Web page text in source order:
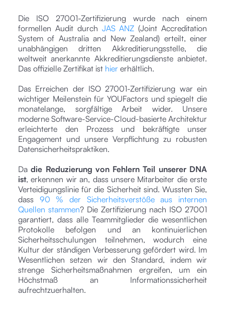
Die ISO 27001-Zertifizierung wurde nach einem
formellen Audit durch JAS ANZ (Joint Accreditation
System of Australia and New Zealand) erteilt, einer
unabhängigen dritten Akkreditierungsstelle, die
weltweit anerkannte Akkreditierungsdienste anbietet.
Das offizielle Zertifikat ist hier erhältlich.
Das Erreichen der ISO 27001-Zertifizierung war ein
wichtiger Meilenstein für YOUFactors und spiegelt die
monatelange, sorgfältige Arbeit wider. Unsere
moderne Software-Service-Cloud-basierte Architektur
erleichterte den Prozess und bekräftigte unser
Engagement und unsere Verpflichtung zu robusten
Datensicherheitspraktiken.
Dadie Reduzierung von Fehlern Teil unserer DNA
ist, erkennen wir an, dass unsere Mitarbeiter die erste
Verteidigungslinie für die Sicherheit sind. Wussten Sie,
dass 90 % der Sicherheitsverstöße aus internen
Quellen stammen? Die Zertifizierung nach ISO 27001
garantiert, dass alle Teammitglieder die wesentlichen
Protokolle befolgen und an kontinuierlichen
Sicherheitsschulungen teilnehmen, wodurch eine
Kultur der ständigen Verbesserung gefördert wird. Im
Wesentlichen setzen wir den Standard, indem wir
strenge Sicherheitsmaßnahmen ergreifen, um ein
Höchstmaß an Informationssicherheit
aufrechtzuerhalten.